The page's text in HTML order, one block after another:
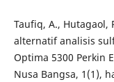
Taufiq, A., Hutagaol,
alternatif analisis
Optima 5300 Perkin
Nusa Bangsa, 1(1),